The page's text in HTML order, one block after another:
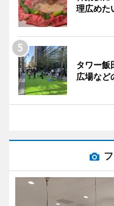
理広めた
タワー飯
広場など